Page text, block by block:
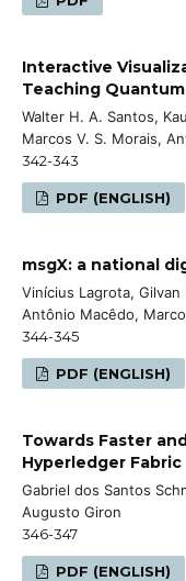
Interactive
Teaching
Walter H. A. Santos,
Marcos V. S. Morais,
342-343
PDF (ENGLISH)
msgX: a national
Vinícius Lagrota, Gilvan
Antônio Macêdo,
344-345
PDF (ENGLISH)
Towards Faster
Hyperledger Fabric
Gabriel dos Santos
Augusto Giron
346-347
PDF (ENGLISH)